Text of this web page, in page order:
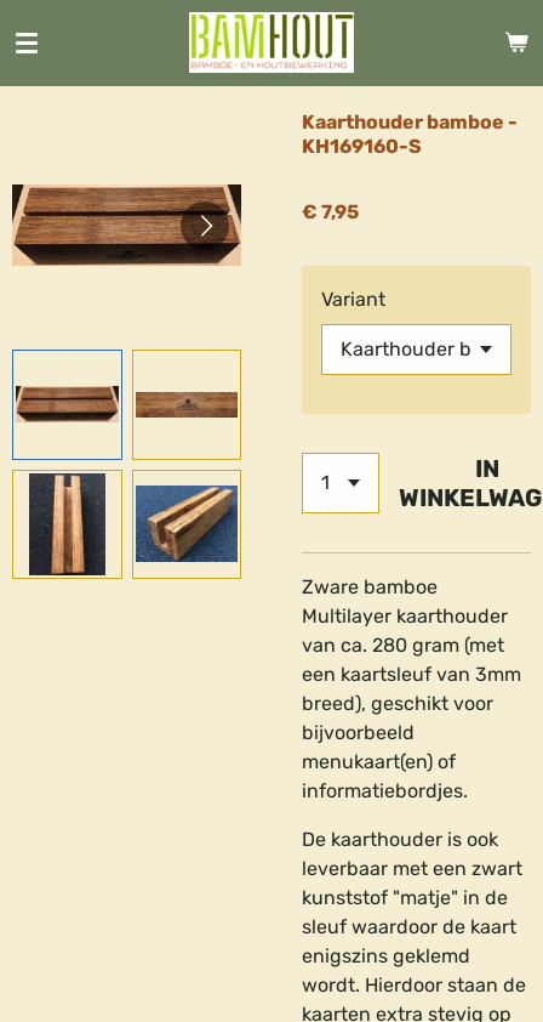
direct
naar
Kaarthouder bamboe -
KH169160-S
€ 7,95
Variant
IN
Zware bamboe
Multilayer kaarthouder
van ca. 280 gram (met
een kaartsleuf van 3mm
breed), geschikt voor
bijvoorbeeld
menukaart(en) of
informatiebordjes.
De kaarthouder is ook
leverbaar met een zwart
kunststof "matje" in de
sleuf waardoor de kaart
enigszins geklemd
wordt. Hierdoor staan de
kaarten extra stevig op